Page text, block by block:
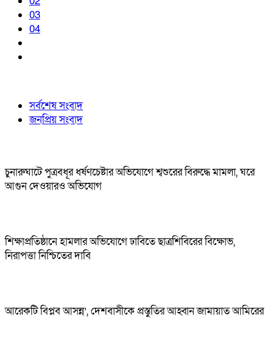
03
04
সর্বশেষ সংবাদ
জনপ্রিয় সংবাদ
চুনারুঘাটে পুত্রবধূর ধর্ষণচেষ্টার অভিযোগে শ্বশুরের বিরুদ্ধে মামলা, ঘরে
আগুন দেওয়ারও অভিযোগ
শিক্ষাপ্রতিষ্ঠানে হামলার অভিযোগে ঢাবিতে ছাত্রশিবিরের বিক্ষোভ,
নিরাপত্তা নিশ্চিতের দাবি
আরেকটি বিপ্লব আসন্ন’, দেশবাসীকে প্রস্তুতির আহ্বান জামায়াত আমিরের